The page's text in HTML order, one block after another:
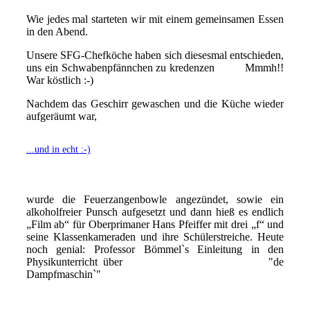
Wie jedes mal starteten wir mit einem gemeinsamen Essen
in den Abend.
UnsereSFG-Chefköche haben sich diesesmal entschieden,
uns ein Schwabenpfännchen zu kredenzen Mmmh!!
War köstlich :-)
Nachdem das Geschirr gewaschen und die Küche wieder
aufgeräumt war,
...und in echt :-)
wurde die Feuerzangenbowle angezündet, sowie ein
alkoholfreier Punsch aufgesetzt und dann hieß es endlich
„Film ab“ für Oberprimaner Hans Pfeiffer mit drei „f“ und
seine Klassenkameraden und ihre Schülerstreiche. Heute
noch genial: Professor Bömmel`s Einleitung in den
Physikunterricht über "de
Dampfmaschin`"